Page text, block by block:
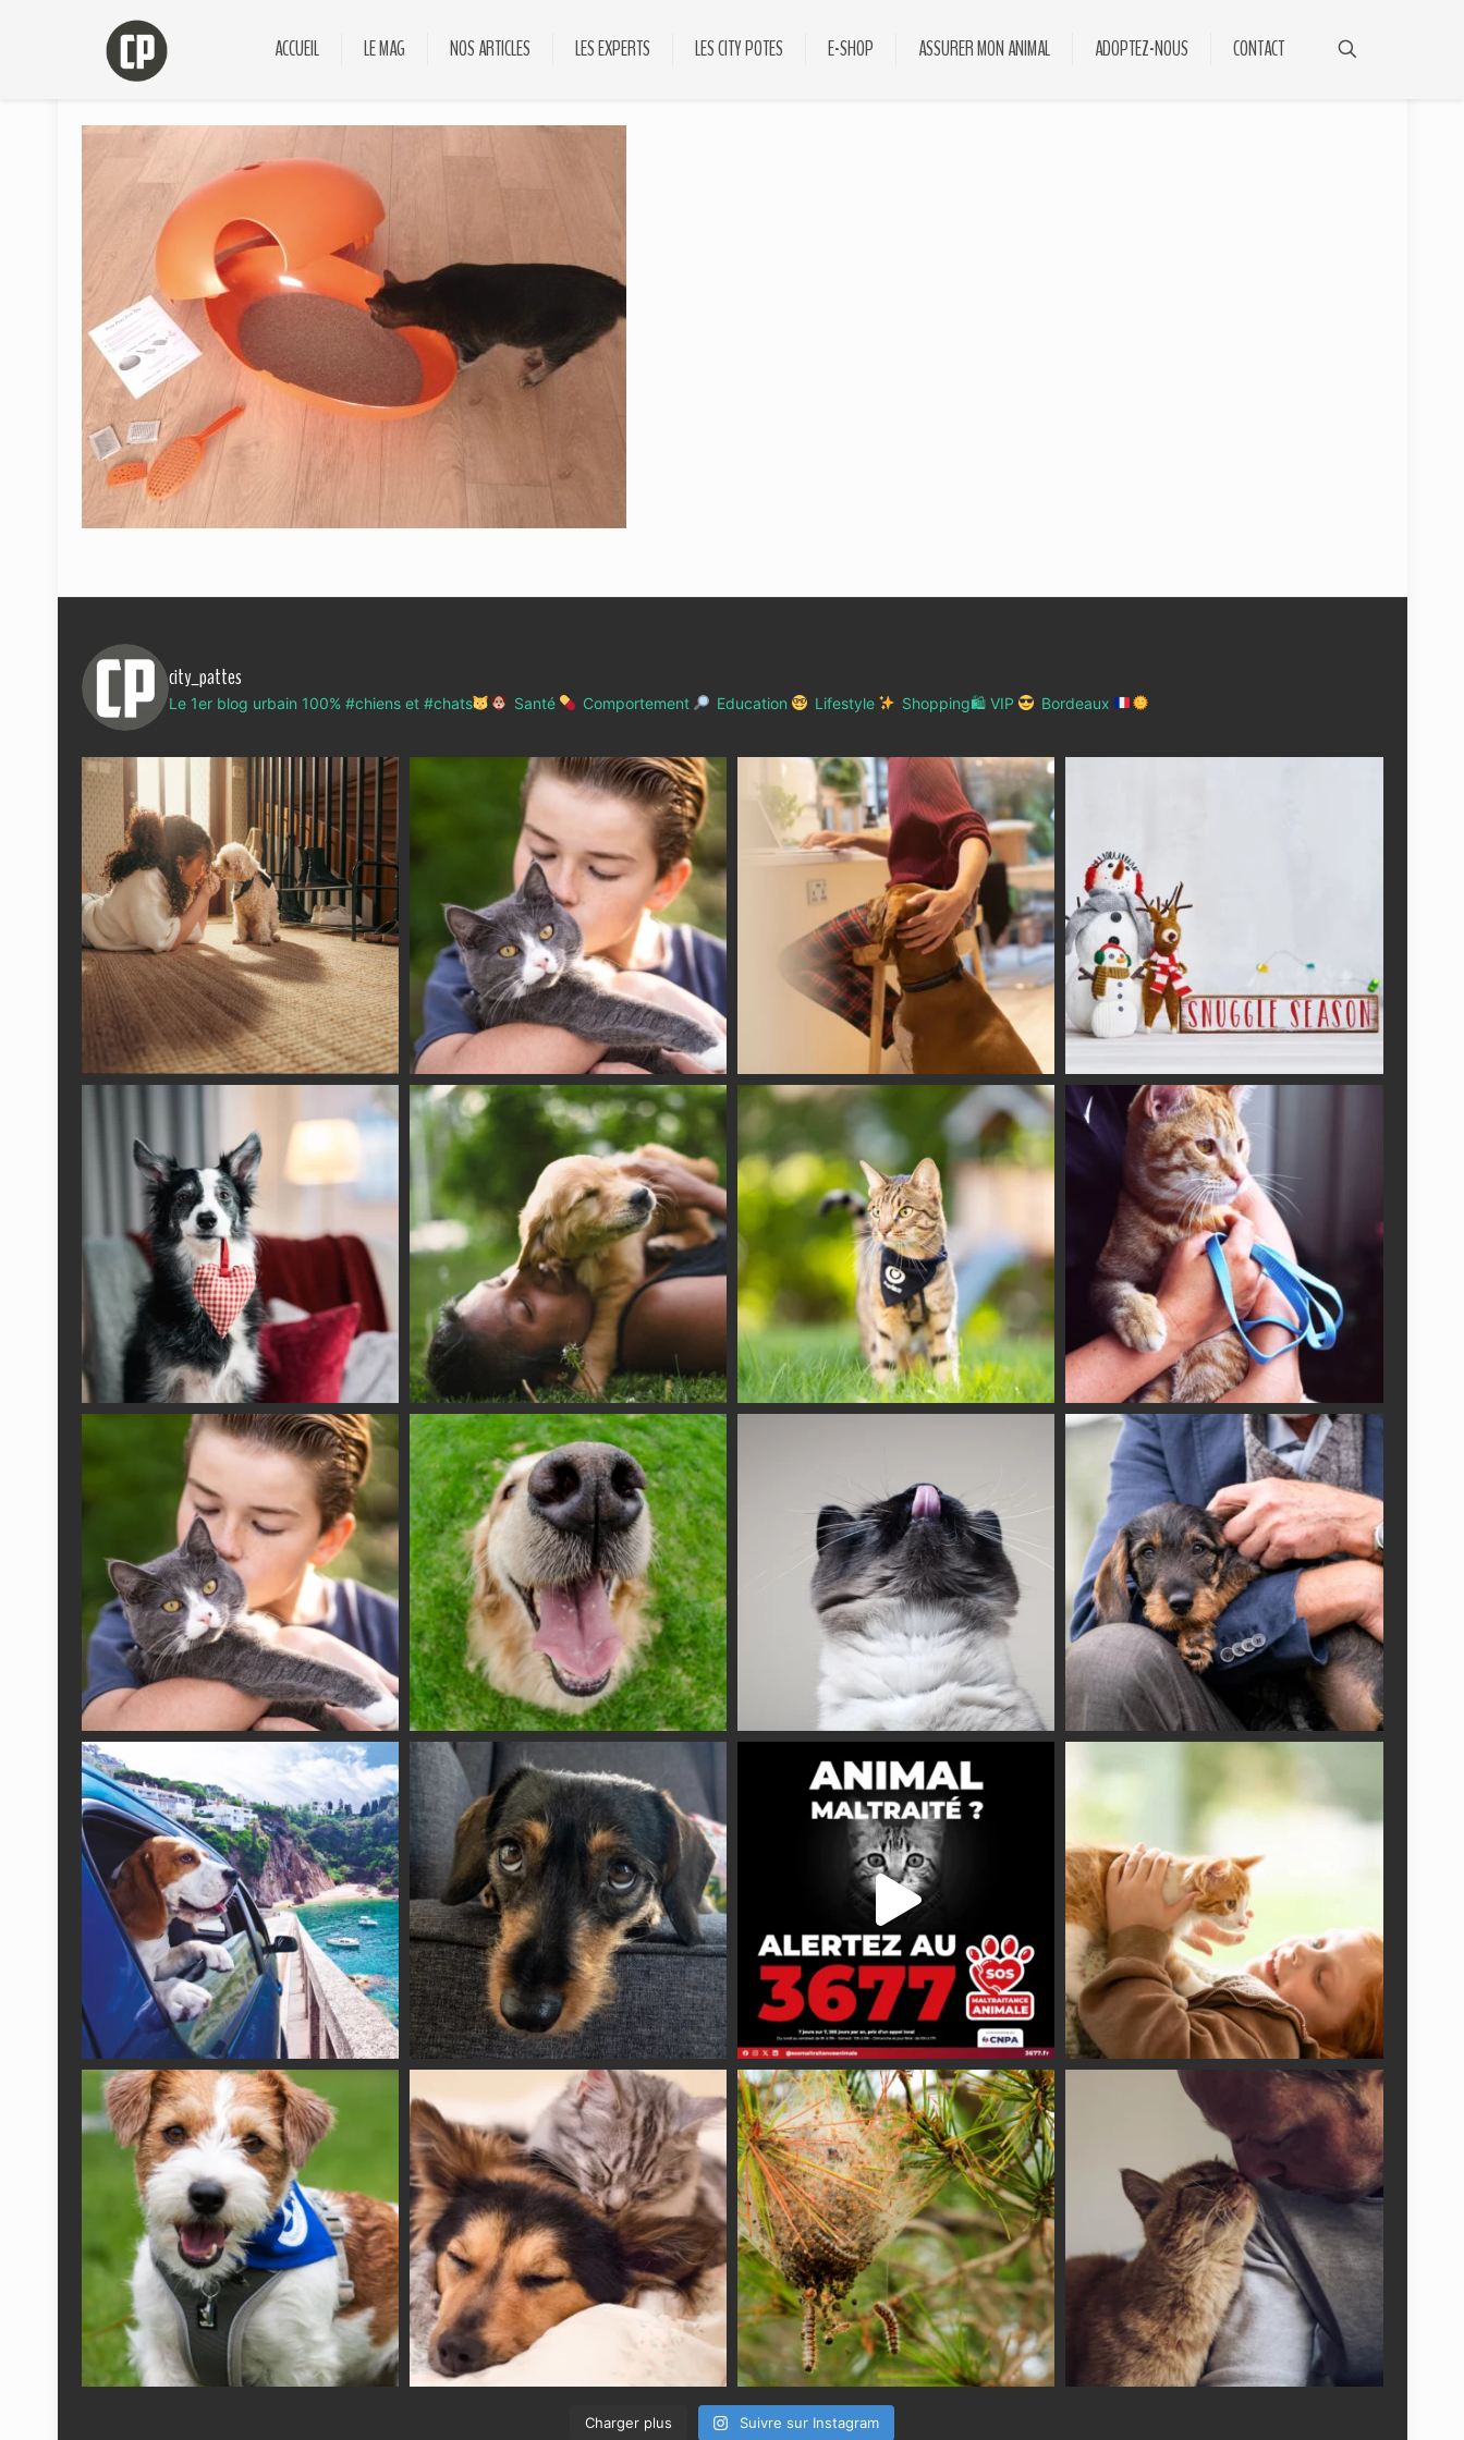
ACCUEIL LE MAG NOS ARTICLES LES EXPERTS LES CITY POTES E-SHOP ASSURER MON ANIMAL ADOPTEZ-NOUS CONTACT
city_pattes
Le 1er blog urbain 100% #chiens et #chats Santé Comportement Education Lifestyle Shopping🛍 VIP Bordeaux
Charger plus Suivre sur Instagram